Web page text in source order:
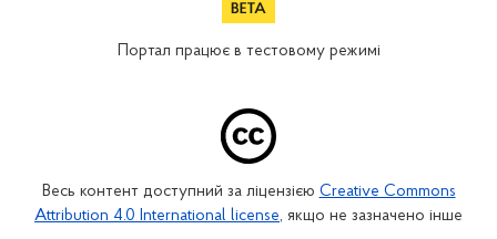
Портал працює в тестовому режимі
Весь контент доступний за ліцензією Creative Commons
Attribution 4.0 International license, якщо не зазначено інше